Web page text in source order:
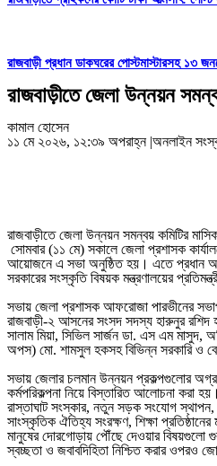
রাজবাড়ী প্রধান ডাকঘরের পোস্টমাস্টারসহ ১৩
রাজবাড়ীতে জেলা উন্নয়ন
কামাল হোসেন
১১ মে ২০২৬, ১২:৩৯ অপরাহ্ন |অনলাইন
রাজবাড়ীতে জেলা উন্নয়ন সমন্বয় কমিটির
সোমবার (১১ মে) সকালে জেলা প্রশাসক
আয়োজনে এ সভা অনুষ্ঠিত হয়। এতে প্রধান
সরকারের সংস্কৃতি বিষয়ক মন্ত্রণালয়ের
সভায় জেলা প্রশাসক আফরোজা পারভীনের
রাজবাড়ী-২ আসনের সংসদ সদস্য হারুনুর রশিদ
সালাম মিয়া, সিভিল সার্জন ডা. এস এম মাসুদ,
অপস) মো. শামসুল হকসহ বিভিন্ন সরকারি ও
সভায় জেলার চলমান উন্নয়ন প্রকল্পগুলোর
কর্মপরিকল্পনা নিয়ে বিস্তারিত আলোচনা করা
রাস্তাঘাট সংস্কার, নতুন সড়ক সংযোগ
সাংস্কৃতিক ঐতিহ্য সংরক্ষণ, শিক্ষা প্রতিষ্ঠানের
মানুষের দোরগোড়ায় পৌঁছে দেওয়ার বিষয়গুলো
স্বচ্ছতা ও জবাবদিহিতা নিশ্চিত করার ওপরও